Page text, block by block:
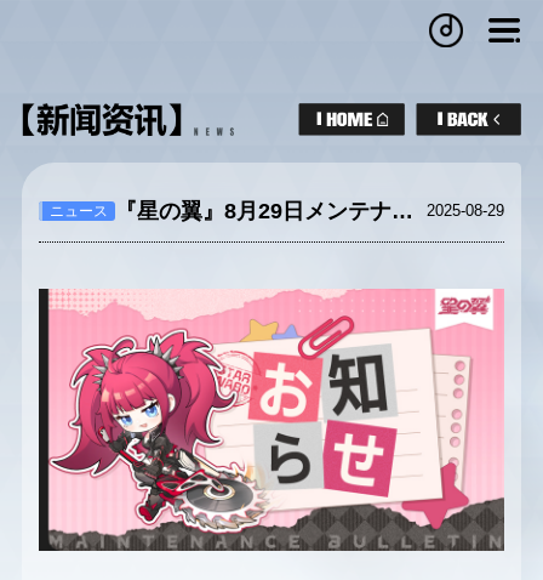
ニュース 『星の翼』8月29日メンテナンス 2025-08-29